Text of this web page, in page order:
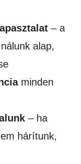
– a
alap,
minden
– ha
hárítunk,